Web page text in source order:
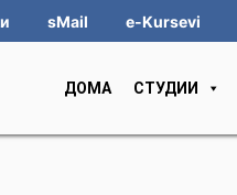
sMail e-Kursevi
ДОМА СТУДИИ